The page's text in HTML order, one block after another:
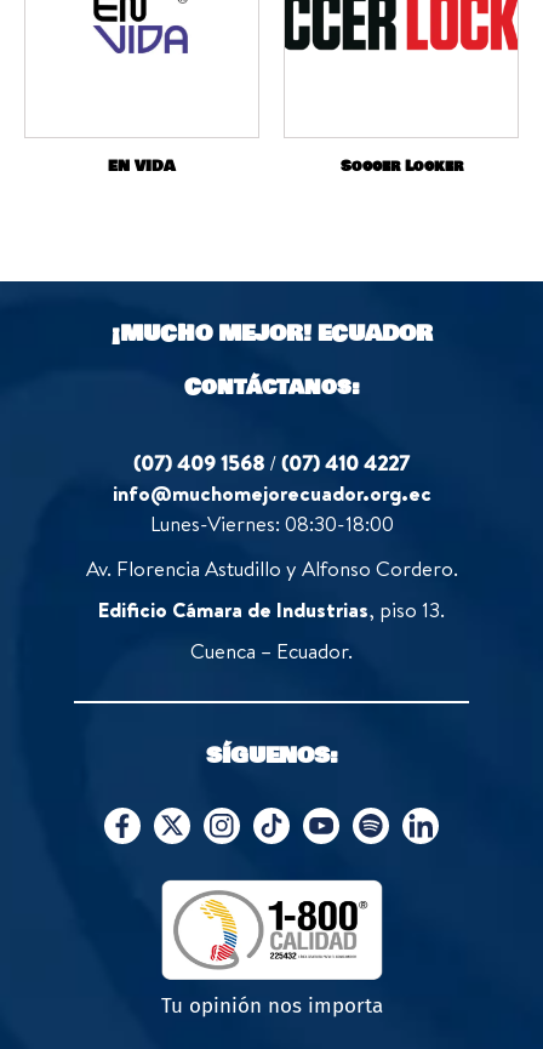
EN VIDA Soccer Locker
¡MUCHO MEJOR!ECUADOR
Contáctanos:
(07) 409 1568 /(07) 410 4227
info@muchomejorecuador.org.ec
Lunes-Viernes: 08:30-18:00
Av. Florencia Astudillo y Alfonso Cordero.
Edificio Cámara de Industrias, piso 13.
Cuenca – Ecuador.
SÍGUENOS:
Tu opinión nos importa